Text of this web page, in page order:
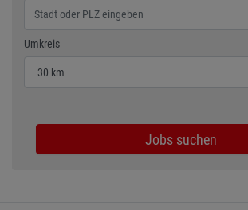
Umkreis
Wählen Sie den Umkreis für die Jobsuche
Jobs suchen